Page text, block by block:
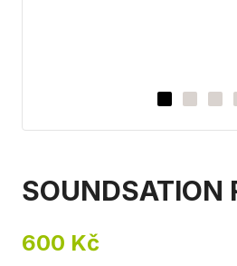
SOUNDSATION
600 Kč